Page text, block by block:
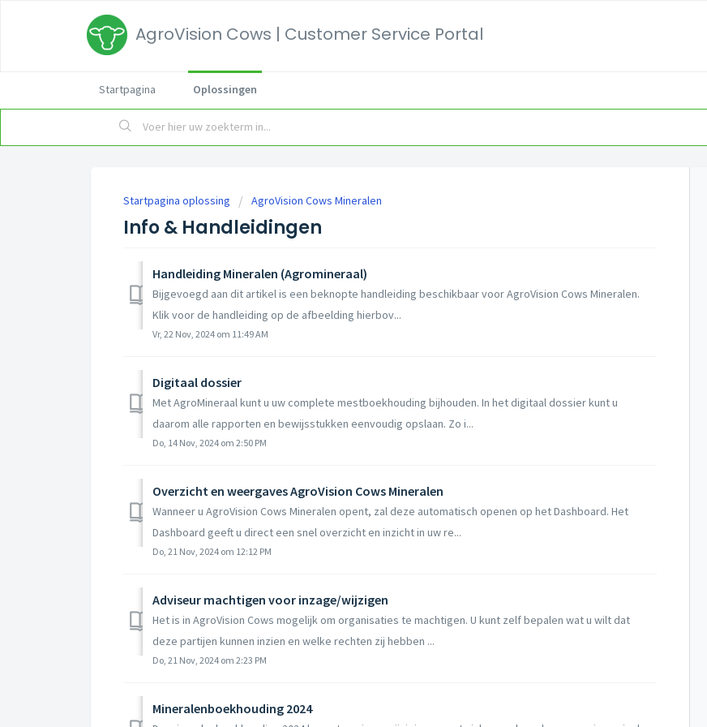
AgroVision Cows | Customer Service Portal
Startpagina Oplossingen
Startpagina oplossing AgroVision Cows Mineralen
Info & Handleidingen
Handleiding Mineralen (Agromineraal)
Bijgevoegd aan dit artikel is een beknopte handleiding beschikbaar voor AgroVision Cows Mineralen.
Klik voor de handleiding op de afbeelding hierbov...
Vr, 22 Nov, 2024 om 11:49 AM
Digitaal dossier
Met AgroMineraal kunt u uw complete mestboekhouding bijhouden. In het digitaal dossier kunt u
daarom alle rapporten en bewijsstukken eenvoudig opslaan. Zo i...
Do, 14 Nov, 2024 om 2:50 PM
Overzicht en weergaves AgroVision Cows Mineralen
Wanneer u AgroVision Cows Mineralen opent, zal deze automatisch openen op het Dashboard. Het
Dashboard geeft u direct een snel overzicht en inzicht in uw re...
Do, 21 Nov, 2024 om 12:12 PM
Adviseur machtigen voor inzage/wijzigen
Het is in AgroVision Cows mogelijk om organisaties te machtigen. U kunt zelf bepalen wat u wilt dat
deze partijen kunnen inzien en welke rechten zij hebben ...
Do, 21 Nov, 2024 om 2:23 PM
Mineralenboekhouding 2024